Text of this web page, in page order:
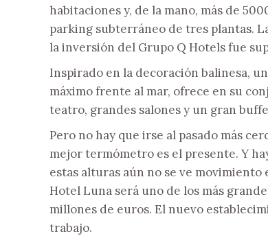
habitaciones y, de la mano, más de
parking subterráneo de tres plantas.
la inversión del Grupo Q Hotels fue
Inspirado en la decoración balinesa,
máximo frente al mar, ofrece en su
teatro, grandes salones y un gran
Pero no hay que irse al pasado más
mejor termómetro es el presente. Y
estas alturas aún no se ve movimiento
Hotel Luna será uno de los más
millones de euros. El nuevo
trabajo.